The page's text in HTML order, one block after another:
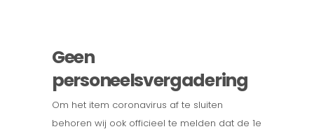
Geen
personeelsvergadering
Om het item coronavirus af te sluiten
behoren wij ook officieel te melden dat de 1e